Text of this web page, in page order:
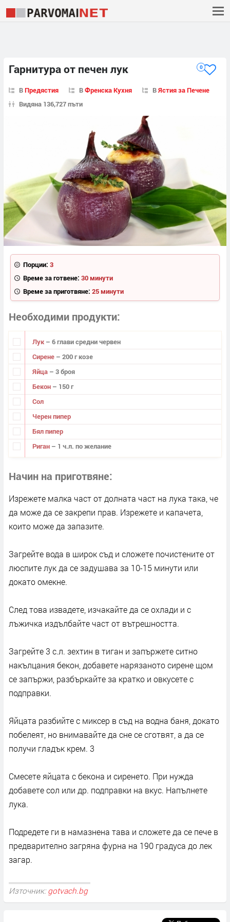
Гарнитура от печен лук 0
ВПредястия ВФренска Кухня ВЯстия за Печене
Видяна 136,727 пъти
Порции: 3
Време за готвене: 30 минути
Време за приготвяне: 25 минути
Необходими продукти
Лук – 6 глави средни червен
Сирене – 200 г козе
Яйца – 3 броя
Бекон – 150 г
Сол
Черен пипер
Бял пипер
Риган – 1 ч.л. по желание
Начин на приготвяне
Изрежете малка част от долната част на лука така, че
да може да се закрепи прав. Изрежете и капачета,
които може да запазите.
Загрейте вода в широк съд и сложете почистените от
люспите лук да се задушава за 10-15 минути или
докато омекне.
След това извадете, изчакайте да се охлади и с
лъжичка издълбайте част от вътрешността.
Загрейте 3 с.л. зехтин в тиган и запържете ситно
накълцания бекон, добавете нарязаното сирене щом
се запържи, разбъркайте за кратко и овкусете с
подправки.
Яйцата разбийте с миксер в съд на водна баня, докато
побелеят, но внимавайте да сне се сготвят, а да се
получи гладък крем. 3
Смесете яйцата с бекона и сиренето. При нужда
добавете сол или др. подправки на вкус. Напълнете
лука.
Подредете ги в намазнена тава и сложете да се пече в
предварително загряна фурна на 190 градуса до лек
загар.
Източник: gotvach.bg